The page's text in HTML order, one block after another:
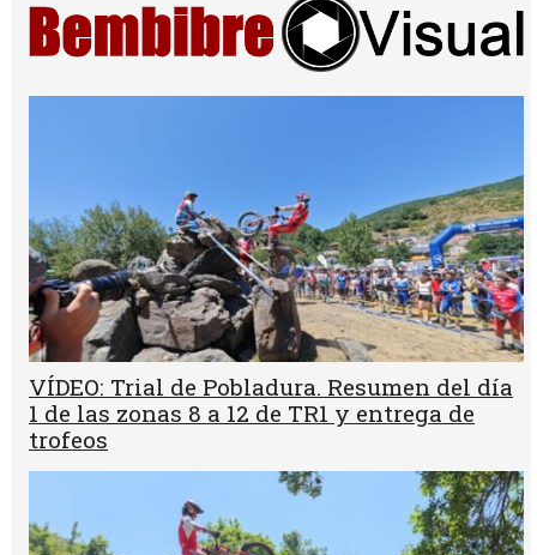
VÍDEO: Trial de Pobladura. Resumen del día
1 de las zonas 8 a 12 de TR1 y entrega de
trofeos